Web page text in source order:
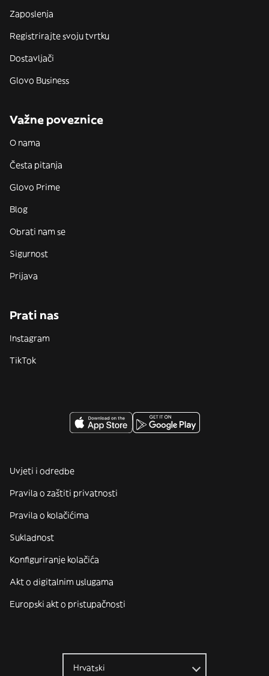
Zaposlenja
Registrirajte svoju tvrtku
Dostavljači
Glovo Business
Važne poveznice
O nama
Česta pitanja
Glovo Prime
Blog
Obrati nam se
Sigurnost
Prijava
Prati nas
Instagram
TikTok
Uvjeti i odredbe
Pravila o zaštiti privatnosti
Pravila o kolačićima
Sukladnost
Konfiguriranje kolačića
Akt o digitalnim uslugama
Europski akt o pristupačnosti